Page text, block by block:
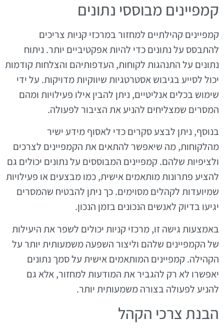
קמפיינים מבוססי נתונים
קמפיינים קהילתיים למחזור במרכזי קניות צריכים
להתבסס על נתונים כדי להיות אפקטיביים יותר. ניתוח
נתונים על התנהגות לקוחות, העדפותיהם והצלחות קודמות
יכול לסייע בגיבוש אסטרטגיות שיווקיות מדויקות. על ידי
שימוש בכלים אנליטיים, ניתן להבין אילו פעילויות ומהם
המסרים שמצליחים להניע את הציבור לפעולה.
בנוסף, ניתן לבצע סקרים כדי לאסוף מידע ישיר
מהלקוחות, מה שיאפשר להתאים את הקמפיינים לצרכים
ולציפיות שלהם. קמפיינים המבוססים על נתונים יכולים גם
להציע פתרונות מותאמים אישית, כמו מבצעים או פעילויות
שמיועדות לקהלים מסוימים. כך ניתן להבטיח שהמסרים
יגיעו בדיוק לאנשים הנכונים בזמן הנכון.
באמצעות גישה זו, מרכזי קניות יכולים לשפר את היעילות
של הקמפיינים שלהם וליצור השפעה משמעותית יותר על
הקהילה. קמפיינים המותאמים אישית על סמך נתונים
יאפשרו לא רק להגביר את המודעות למחזור, אלא גם
להניע לפעולה בצורה משמעותית יותר.
הבנת צרכי הקהל